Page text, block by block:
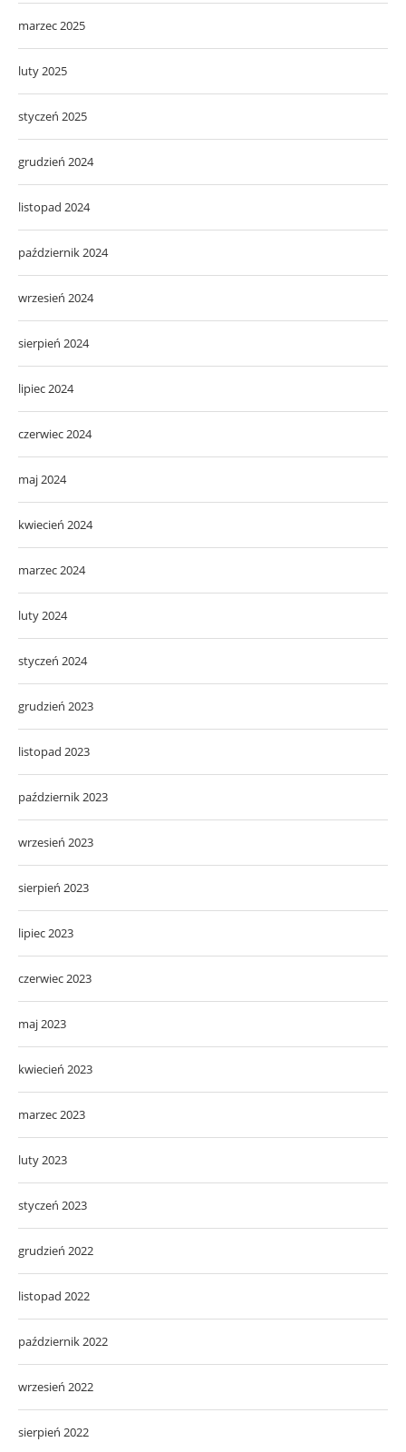
marzec 2025
luty 2025
styczeń 2025
grudzień 2024
listopad 2024
październik 2024
wrzesień 2024
sierpień 2024
lipiec 2024
czerwiec 2024
maj 2024
kwiecień 2024
marzec 2024
luty 2024
styczeń 2024
grudzień 2023
listopad 2023
październik 2023
wrzesień 2023
sierpień 2023
lipiec 2023
czerwiec 2023
maj 2023
kwiecień 2023
marzec 2023
luty 2023
styczeń 2023
grudzień 2022
listopad 2022
październik 2022
wrzesień 2022
sierpień 2022